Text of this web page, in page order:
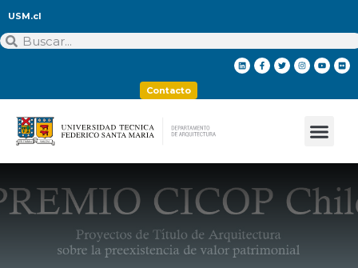
USM.cl
Contacto